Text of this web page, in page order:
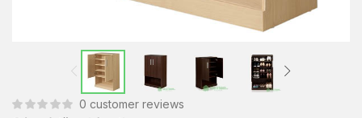
0 customer reviews